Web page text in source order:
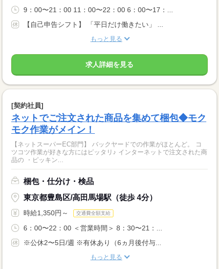
9：00〜21：00 11：00〜22：00 6：00〜17：...
【自己申告シフト】 「平日だけ働きたい」 ...
もっと見る
求人詳細を見る
[契約社員]
ネットでご注文された商品を集めて梱包◆モク
モク作業がメイン！
【ネットスーパーEC部門】 バックヤードでの作業がほとんど。 コ
ツコツ作業が好きな方にはピッタリ♪ インターネットで注文された商
品の ・ピッキン...
梱包・仕分け・検品
東京都豊島区/高田馬場駅（徒歩 4分）
時給1,350円～ 交通費全額支給
6：00〜22：00 ＜営業時間＞ 8：30〜21：...
※公休2〜5日/週 ※有休あり（6ヵ月後付与...
もっと見る